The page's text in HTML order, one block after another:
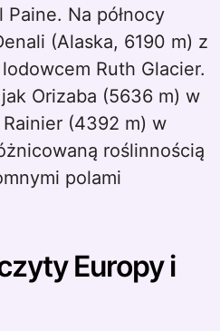
Na północy
(Alaska, 6190 m) z
Ruth Glacier.
Orizaba (5636 m) w
(4392 m) w
roślinnością
polami
Europy i